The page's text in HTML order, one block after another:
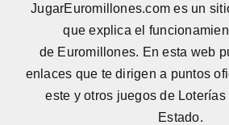
JugarEuromillones.com es un
que explica el
de Euromillones. En esta web
enlaces que te dirigen a puntos
este y otros juegos de Loterías
Estado.